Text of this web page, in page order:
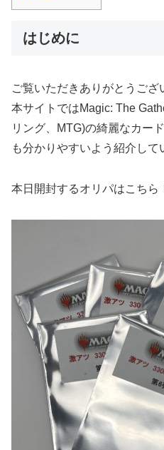
はじめに
ご覧いただきありがとうござ
本サイトではMagic: The
リング、MTG)の綺麗なカー
も分かりやすいよう紹介して
本日開封するオリパはこちら